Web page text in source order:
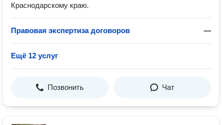
Краснодарскому краю.
Правовая экспертиза договоров —
Ещё 12 услуг
Позвонить Чат